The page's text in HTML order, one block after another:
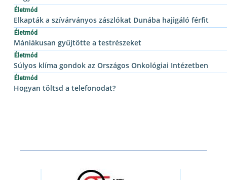
Életmód
Elkapták a szívárványos zászlókat Dunába hajigáló férfit
Életmód
Mániákusan gyűjtötte a testrészeket
Életmód
Súlyos klíma gondok az Országos Onkológiai Intézetben
Életmód
Hogyan töltsd a telefonodat?